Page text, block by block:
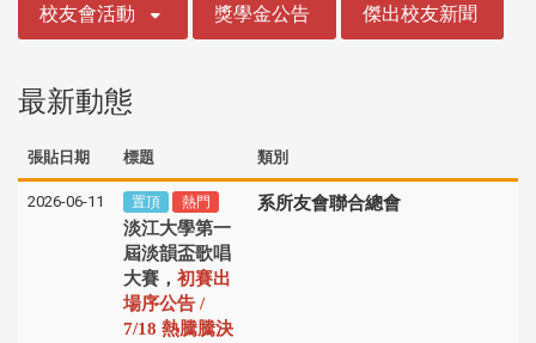
校友會活動 獎學金公告 傑出校友新聞
最新動態
張貼日期 標題 類別
2026-06-11 置頂 熱門
淡江大學第一
屆淡韻盃歌唱
大賽， 初賽出
場序公告 /
7/18 熱騰騰決
系所友會聯合總會